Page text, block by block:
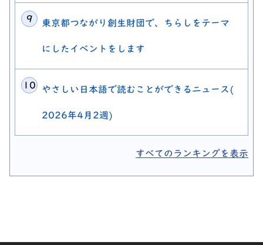
東京都つながり創生財団で、ちらしをテーマ
にしたイベントをします
やさしい日本語で読むことができるニュース(
2026年4月2週)
すべてのランキングを表示